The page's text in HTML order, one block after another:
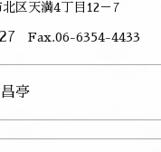
区天満4丁目12－7
Fax.06-6354-4433
亭